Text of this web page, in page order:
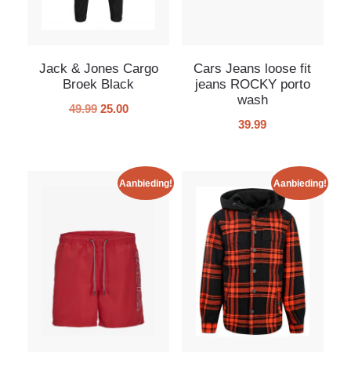
Jack & Jones Cargo
Broek Black
49.99 25.00
Cars Jeans loose fit
jeans ROCKY porto
wash
39.99
Aanbieding! Aanbieding!